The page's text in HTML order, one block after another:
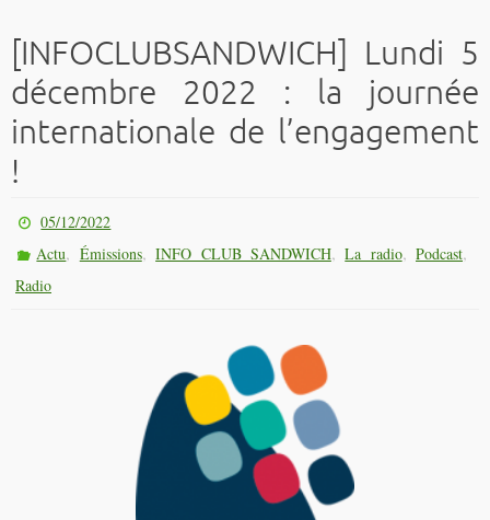
[INFOCLUBSANDWICH] Lundi 5
décembre 2022 : la journée
internationale de l’engagement
!
05/12/2022
Actu, Émissions,INFO CLUB SANDWICH,La radio,Podcast,
Radio